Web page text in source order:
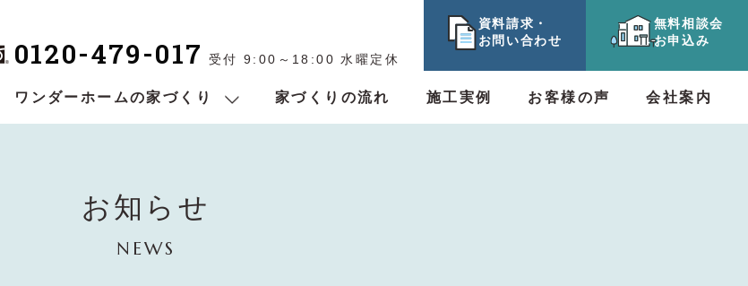
0120-479-017 受付 9:00～18:00 水曜定休
資料請求・
お問い合わせ
無料相談会
お申込み
ワンダーホームの家づくり 家づくりの流れ 施工実例 お客様の声 会社案内
お知らせ
NEWS